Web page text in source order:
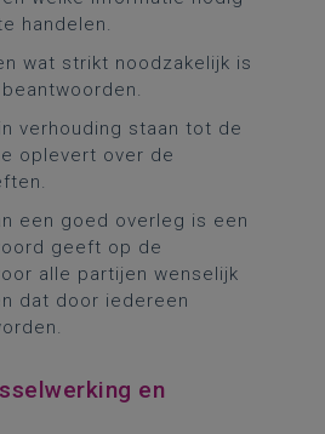
handelen.
wat strikt noodzakelijk is
verhouding staan tot de
oplevert over de
een goed overleg is een
geeft op de
alle partijen wenselijk
dat door iedereen
en